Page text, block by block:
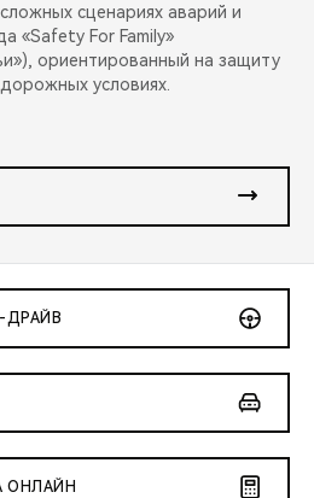
сценариях аварий и
«Safety For Family»
ориентированный на защиту
условиях.
ДРАЙВ
ОНЛАЙН